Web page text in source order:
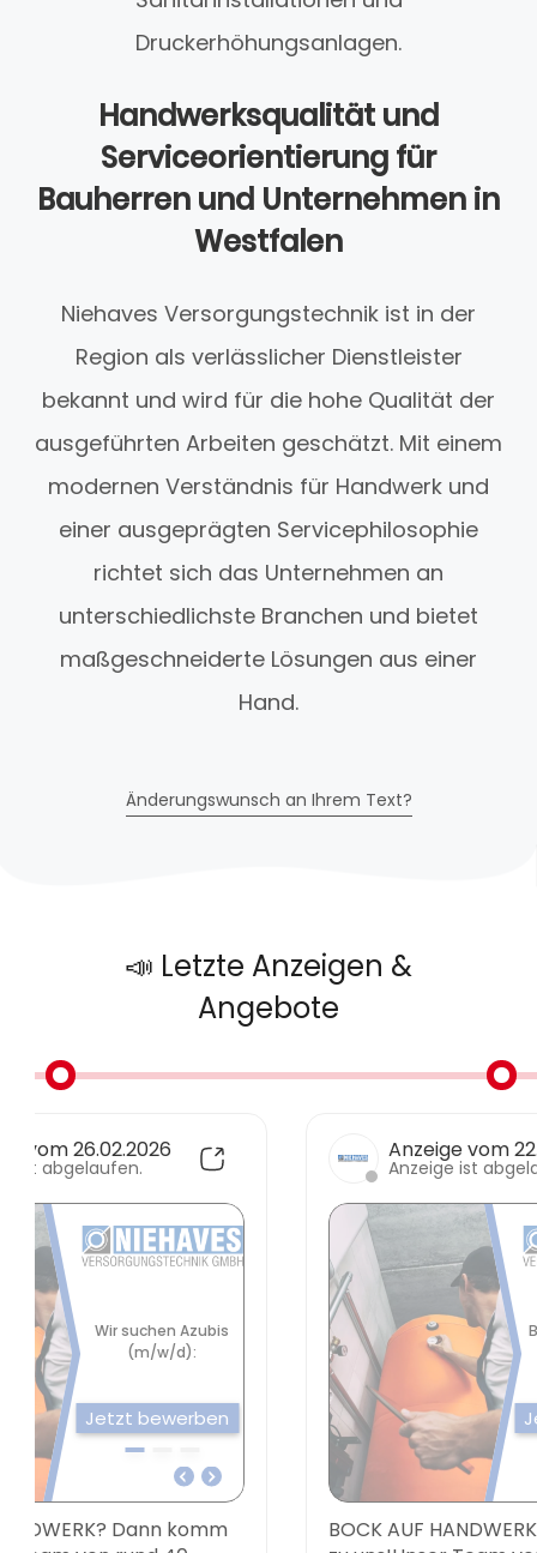
Druckerhöhungsanlagen.
Handwerksqualität und
Serviceorientierung für
Bauherren und Unternehmen in
Westfalen
Niehaves Versorgungstechnik ist in der
Region als verlässlicher Dienstleister
bekannt und wird für die hohe Qualität der
ausgeführten Arbeiten geschätzt. Mit einem
modernen Verständnis für Handwerk und
einer ausgeprägten Servicephilosophie
richtet sich das Unternehmen an
unterschiedlichste Branchen und bietet
maßgeschneiderte Lösungen aus einer
Hand.
Änderungswunsch an Ihrem Text?